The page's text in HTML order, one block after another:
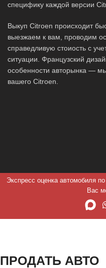
специфику каждой версии
Выкуп Citroen происходит
выезжаем к вам, проводим
справедливую стоиость с
ситуации. Французский
особенности авторынка —
вашего Citroen.
Экспресс оценка автомобиля
Вас
ПРОДАТЬ АВТО